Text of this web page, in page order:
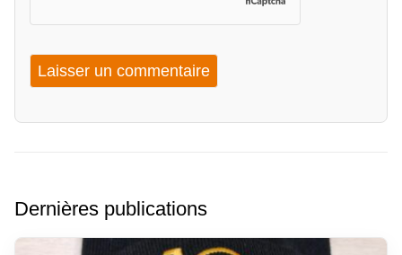
Dernières publications